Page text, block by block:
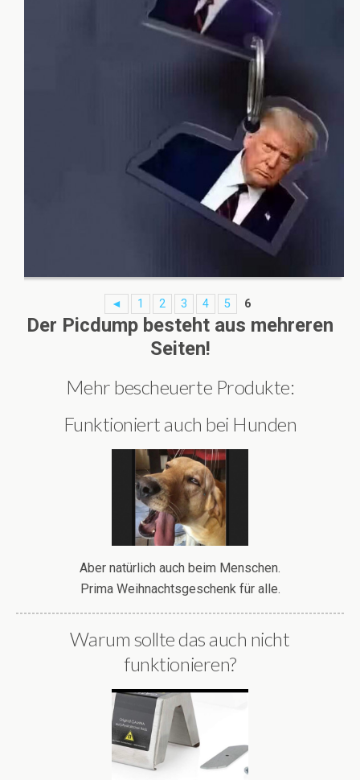
◄ 1 2 3 4 5 6
Der Picdump besteht aus mehreren
Seiten!
Mehr bescheuerte Produkte:
Funktioniert auch bei Hunden
Aber natürlich auch beim Menschen.
Prima Weihnachtsgeschenk für alle.
Warum sollte das auch nicht
funktionieren?